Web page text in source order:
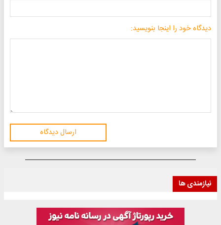
دیدگاه خود را اینجا بنویسید:
ارسال دیدگاه
نیازمندی ها